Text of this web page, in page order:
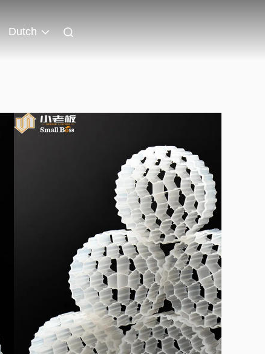
Dutch